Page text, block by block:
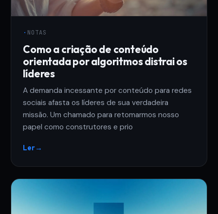
· NOTAS
Como a criação de conteúdo
orientada por algoritmos distrai os
líderes
A demanda incessante por conteúdo para redes
sociais afasta os líderes de sua verdadeira
missão. Um chamado para retomarmos nosso
papel como construtores e prio
Ler→